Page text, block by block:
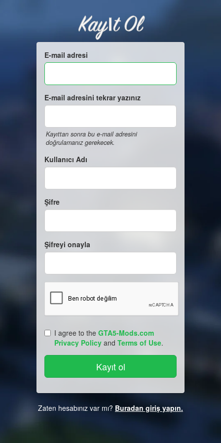
Kayıt Ol
E-mail adresi
E-mail adresini tekrar yazınız
Kayıttan sonra bu e-mail adresini
doğrulamanız gerekecek.
Kullanıcı Adı
Şifre
Şifreyi onayla
I agree to the GTA5-Mods.com
Privacy Policy and Terms of Use.
Zaten hesabınız var mı? Buradan giriş yapın.